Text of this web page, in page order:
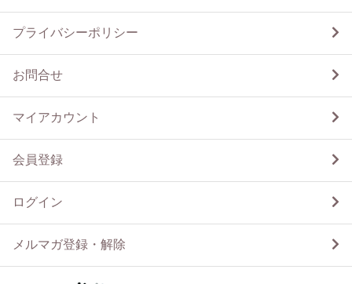
プライバシーポリシー
お問合せ
マイアカウント
会員登録
ログイン
メルマガ登録・解除